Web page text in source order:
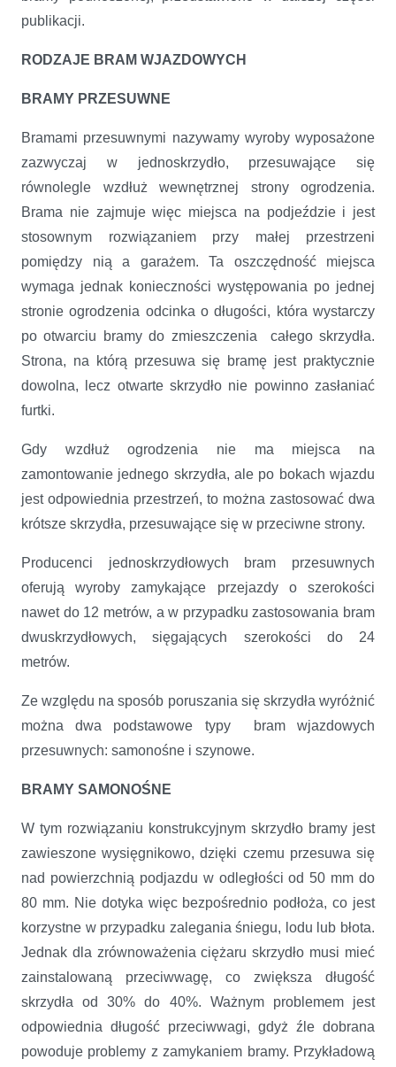
publikacji.
RODZAJE BRAM WJAZDOWYCH
BRAMY PRZESUWNE
Bramami przesuwnymi nazywamy wyroby wyposażone
zazwyczaj w jednoskrzydło, przesuwające się
równolegle wzdłuż wewnętrznej strony ogrodzenia.
Brama nie zajmuje więc miejsca na podjeździe i jest
stosownym rozwiązaniem przy małej przestrzeni
pomiędzy nią a garażem. Ta oszczędność miejsca
wymaga jednak konieczności występowania po jednej
stronie ogrodzenia odcinka o długości, która wystarczy
po otwarciu bramy do zmieszczenia całego skrzydła.
Strona, na którą przesuwa się bramę jest praktycznie
dowolna, lecz otwarte skrzydło nie powinno zasłaniać
furtki.
Gdy wzdłuż ogrodzenia nie ma miejsca na
zamontowanie jednego skrzydła, ale po bokach wjazdu
jest odpowiednia przestrzeń, to można zastosować dwa
krótsze skrzydła, przesuwające się w przeciwne strony.
Producenci jednoskrzydłowych bram przesuwnych
oferują wyroby zamykające przejazdy o szerokości
nawet do 12 metrów, a w przypadku zastosowania bram
dwuskrzydłowych, sięgających szerokości do 24
metrów.
Ze względu na sposób poruszania się skrzydła wyróżnić
można dwa podstawowe typy bram wjazdowych
przesuwnych: samonośne i szynowe.
BRAMY SAMONOŚNE
W tym rozwiązaniu konstrukcyjnym skrzydło bramy jest
zawieszone wysięgnikowo, dzięki czemu przesuwa się
nad powierzchnią podjazdu w odległości od 50 mm do
80 mm. Nie dotyka więc bezpośrednio podłoża, co jest
korzystne w przypadku zalegania śniegu, lodu lub błota.
Jednak dla zrównoważenia ciężaru skrzydło musi mieć
zainstalowaną przeciwwagę, co zwiększa długość
skrzydła od 30% do 40%. Ważnym problemem jest
odpowiednia długość przeciwwagi, gdyż źle dobrana
powoduje problemy z zamykaniem bramy. Przykładową